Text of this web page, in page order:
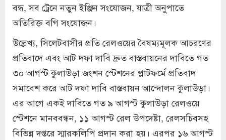
বন্ধ, সব ট্রেনে নতুন ইঞ্জিন সংযোজন, যাত্রী অনুপাতে
অতিরিক্ত বগি সংযোজন।
উল্লেখ্য, সিলেটবাসীর প্রতি রেলওয়ের বৈষম্যমূলক আচরণের
প্রতিবাদে এবং আট দফা দাবি দ্রুত বাস্তবায়নের দাবিতে গত
৩০ আগস্ট কুলাউড়া জংশন স্টেশনের প্লাটফর্মে প্রতিবাদ
সমাবেশ করে আট দফা দাবি বাস্তবায়ন আন্দোলন কুলাউড়া।
এর আগে একই দাবিতে গত ৯ আগস্ট কুলাউড়া রেলওয়ে
স্টেশনে মানববন্ধন, ১১ আগস্ট রেল উপদেষ্টা, রেলসচিবসহ
বিভিন্ন দপ্তরে স্মারকলিপি প্রদান করা হয়। এরপর ১৬ আগস্ট